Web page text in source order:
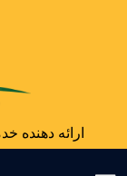
ارائه دهنده